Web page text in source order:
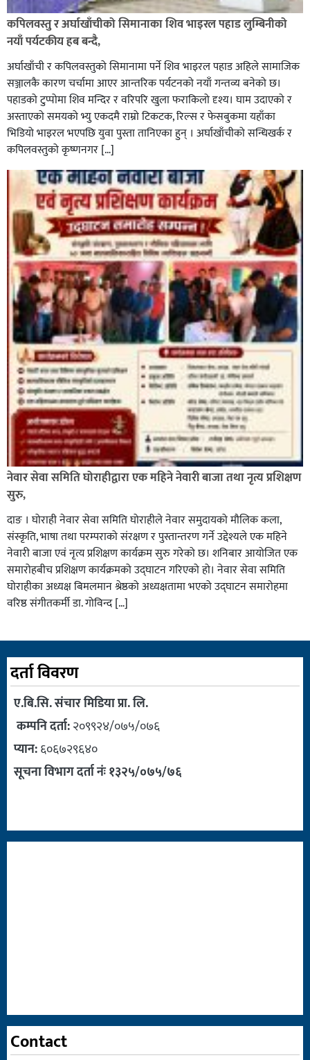
कपिलवस्तु र अर्घाखाँचीको सिमानाका शिव भाइरल पहाड लुम्बिनीको
नयाँ पर्यटकीय हब बन्दै,
अर्घाखाँची र कपिलवस्तुको सिमानामा पर्ने शिव भाइरल पहाड अहिले सामाजिक
सञ्जालकै कारण चर्चामा आएर आन्तरिक पर्यटनको नयाँ गन्तव्य बनेको छ।
पहाडको टुप्पोमा शिव मन्दिर र वरिपरि खुला फराकिलो दृश्य। घाम उदाएको र
अस्ताएको समयको भ्यु एकदमै राम्रो टिकटक, रिल्स र फेसबुकमा यहाँका
भिडियो भाइरल भएपछि युवा पुस्ता तानिएका हुन् । अर्घाखाँचीको सन्धिखर्क र
कपिलवस्तुको कृष्णनगर […]
नेवार सेवा समिति घोराहीद्वारा एक महिने नेवारी बाजा तथा नृत्य प्रशिक्षण
सुरु,
दाङ । घोराही नेवार सेवा समिति घोराहीले नेवार समुदायको मौलिक कला,
संस्कृति, भाषा तथा परम्पराको संरक्षण र पुस्तान्तरण गर्ने उद्देश्यले एक महिने
नेवारी बाजा एवं नृत्य प्रशिक्षण कार्यक्रम सुरु गरेको छ। शनिबार आयोजित एक
समारोहबीच प्रशिक्षण कार्यक्रमको उद्घाटन गरिएको हो। नेवार सेवा समिति
घोराहीका अध्यक्ष बिमलमान श्रेष्ठको अध्यक्षतामा भएको उद्घाटन समारोहमा
वरिष्ठ संगीतकर्मी डा. गोविन्द […]
दर्ता विवरण
ए.बि.सि. संचार मिडिया प्रा. लि.
कम्पनि दर्ता:२०९९२४/०७५/०७६
प्यान:६०६७२९६४०
सूचना विभाग दर्ता नंः १३२५/०७५/७६
Contact